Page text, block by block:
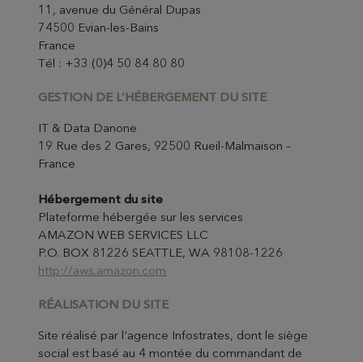
11, avenue du Général Dupas
74500 Evian-les-Bains
France
Tél : +33 (0)4 50 84 80 80
GESTION DE L’HÉBERGEMENT DU SITE
IT & Data Danone
19 Rue des 2 Gares, 92500 Rueil-Malmaison –
France
Hébergement du site
Plateforme hébergée sur les services
AMAZON WEB SERVICES LLC
P.O. BOX 81226 SEATTLE, WA 98108-1226
http://aws.amazon.com
RÉALISATION DU SITE
Site réalisé par l'agence Infostrates, dont le siège
social est basé au 4 montée du commandant de